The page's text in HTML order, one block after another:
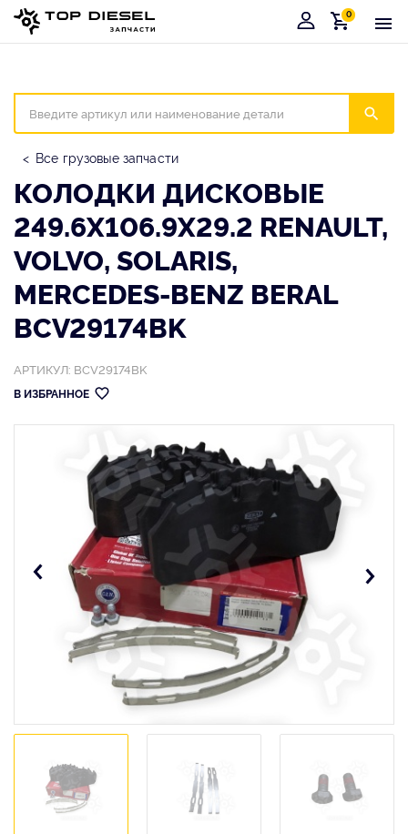
Корзина
0
Все грузовые запчасти
КОЛОДКИ ДИСКОВЫЕ
249.6Х106.9Х29.2 RENAULT,
VOLVO, SOLARIS,
MERCEDES-BENZ BERAL
BCV29174BK
АРТИКУЛ: BCV29174BK
В ИЗБРАННОЕ